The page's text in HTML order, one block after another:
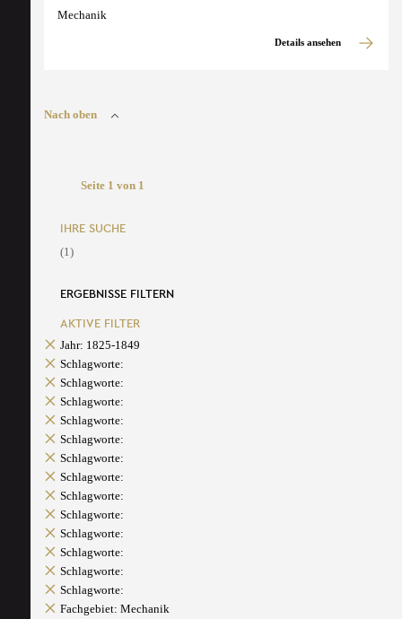
Mechanik
Details ansehen
Nach oben
Seite 1 von 1
IHRE SUCHE
(1)
ERGEBNISSE FILTERN
AKTIVE FILTER
Jahr: 1825-1849
Schlagworte:
Schlagworte:
Schlagworte:
Schlagworte:
Schlagworte:
Schlagworte:
Schlagworte:
Schlagworte:
Schlagworte:
Schlagworte:
Schlagworte:
Schlagworte:
Schlagworte:
Fachgebiet: Mechanik